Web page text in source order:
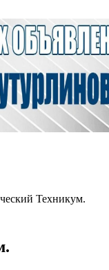
Техникум.